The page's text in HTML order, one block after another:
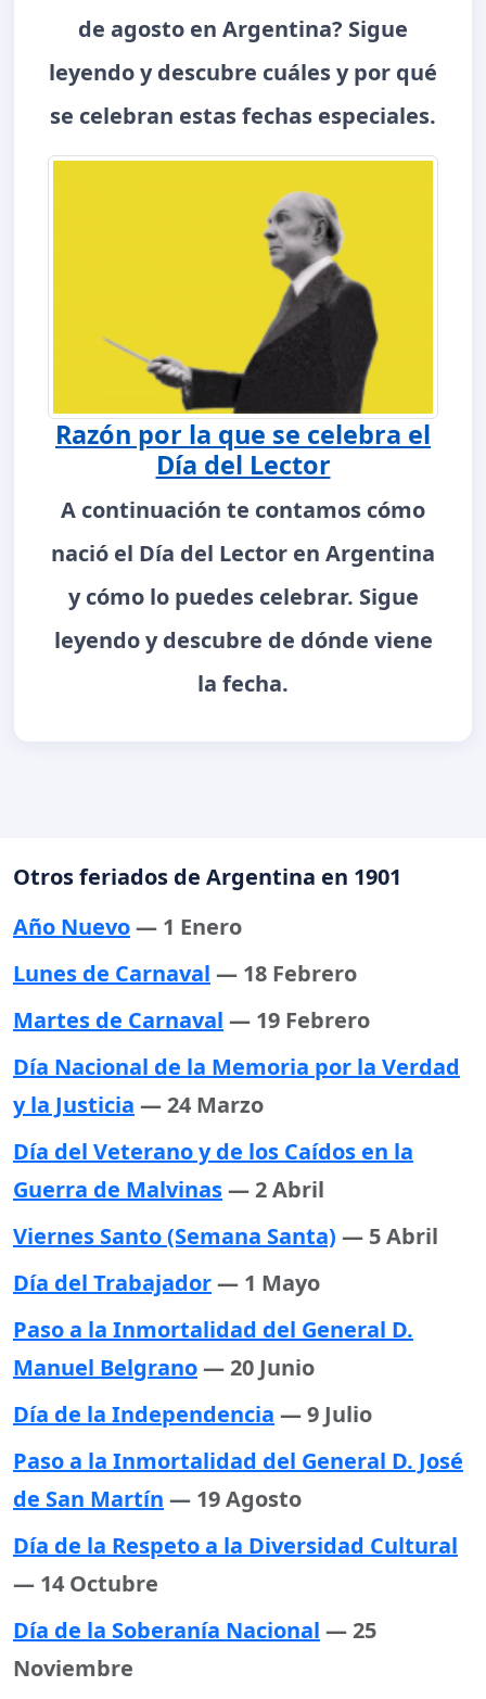
de agosto en Argentina? Sigue
leyendo y descubre cuáles y por qué
se celebran estas fechas especiales.
Razón por la que se celebra el
Día del Lector
A continuación te contamos cómo
nació el Día del Lector en Argentina
y cómo lo puedes celebrar. Sigue
leyendo y descubre de dónde viene
la fecha.
Otros feriados de Argentina en 1901
Año Nuevo— 1 Enero
Lunes de Carnaval — 18 Febrero
Martes de Carnaval — 19 Febrero
Día Nacional de la Memoria por la Verdad
y la Justicia — 24 Marzo
Día del Veterano y de los Caídos en la
Guerra de Malvinas— 2 Abril
Viernes Santo (Semana Santa) — 5 Abril
Día del Trabajador— 1 Mayo
Paso a la Inmortalidad del General D.
Manuel Belgrano— 20 Junio
Día de la Independencia — 9 Julio
Paso a la Inmortalidad del General D. José
de San Martín — 19 Agosto
Día de la Respeto a la Diversidad Cultural
— 14 Octubre
Día de la Soberanía Nacional — 25
Noviembre